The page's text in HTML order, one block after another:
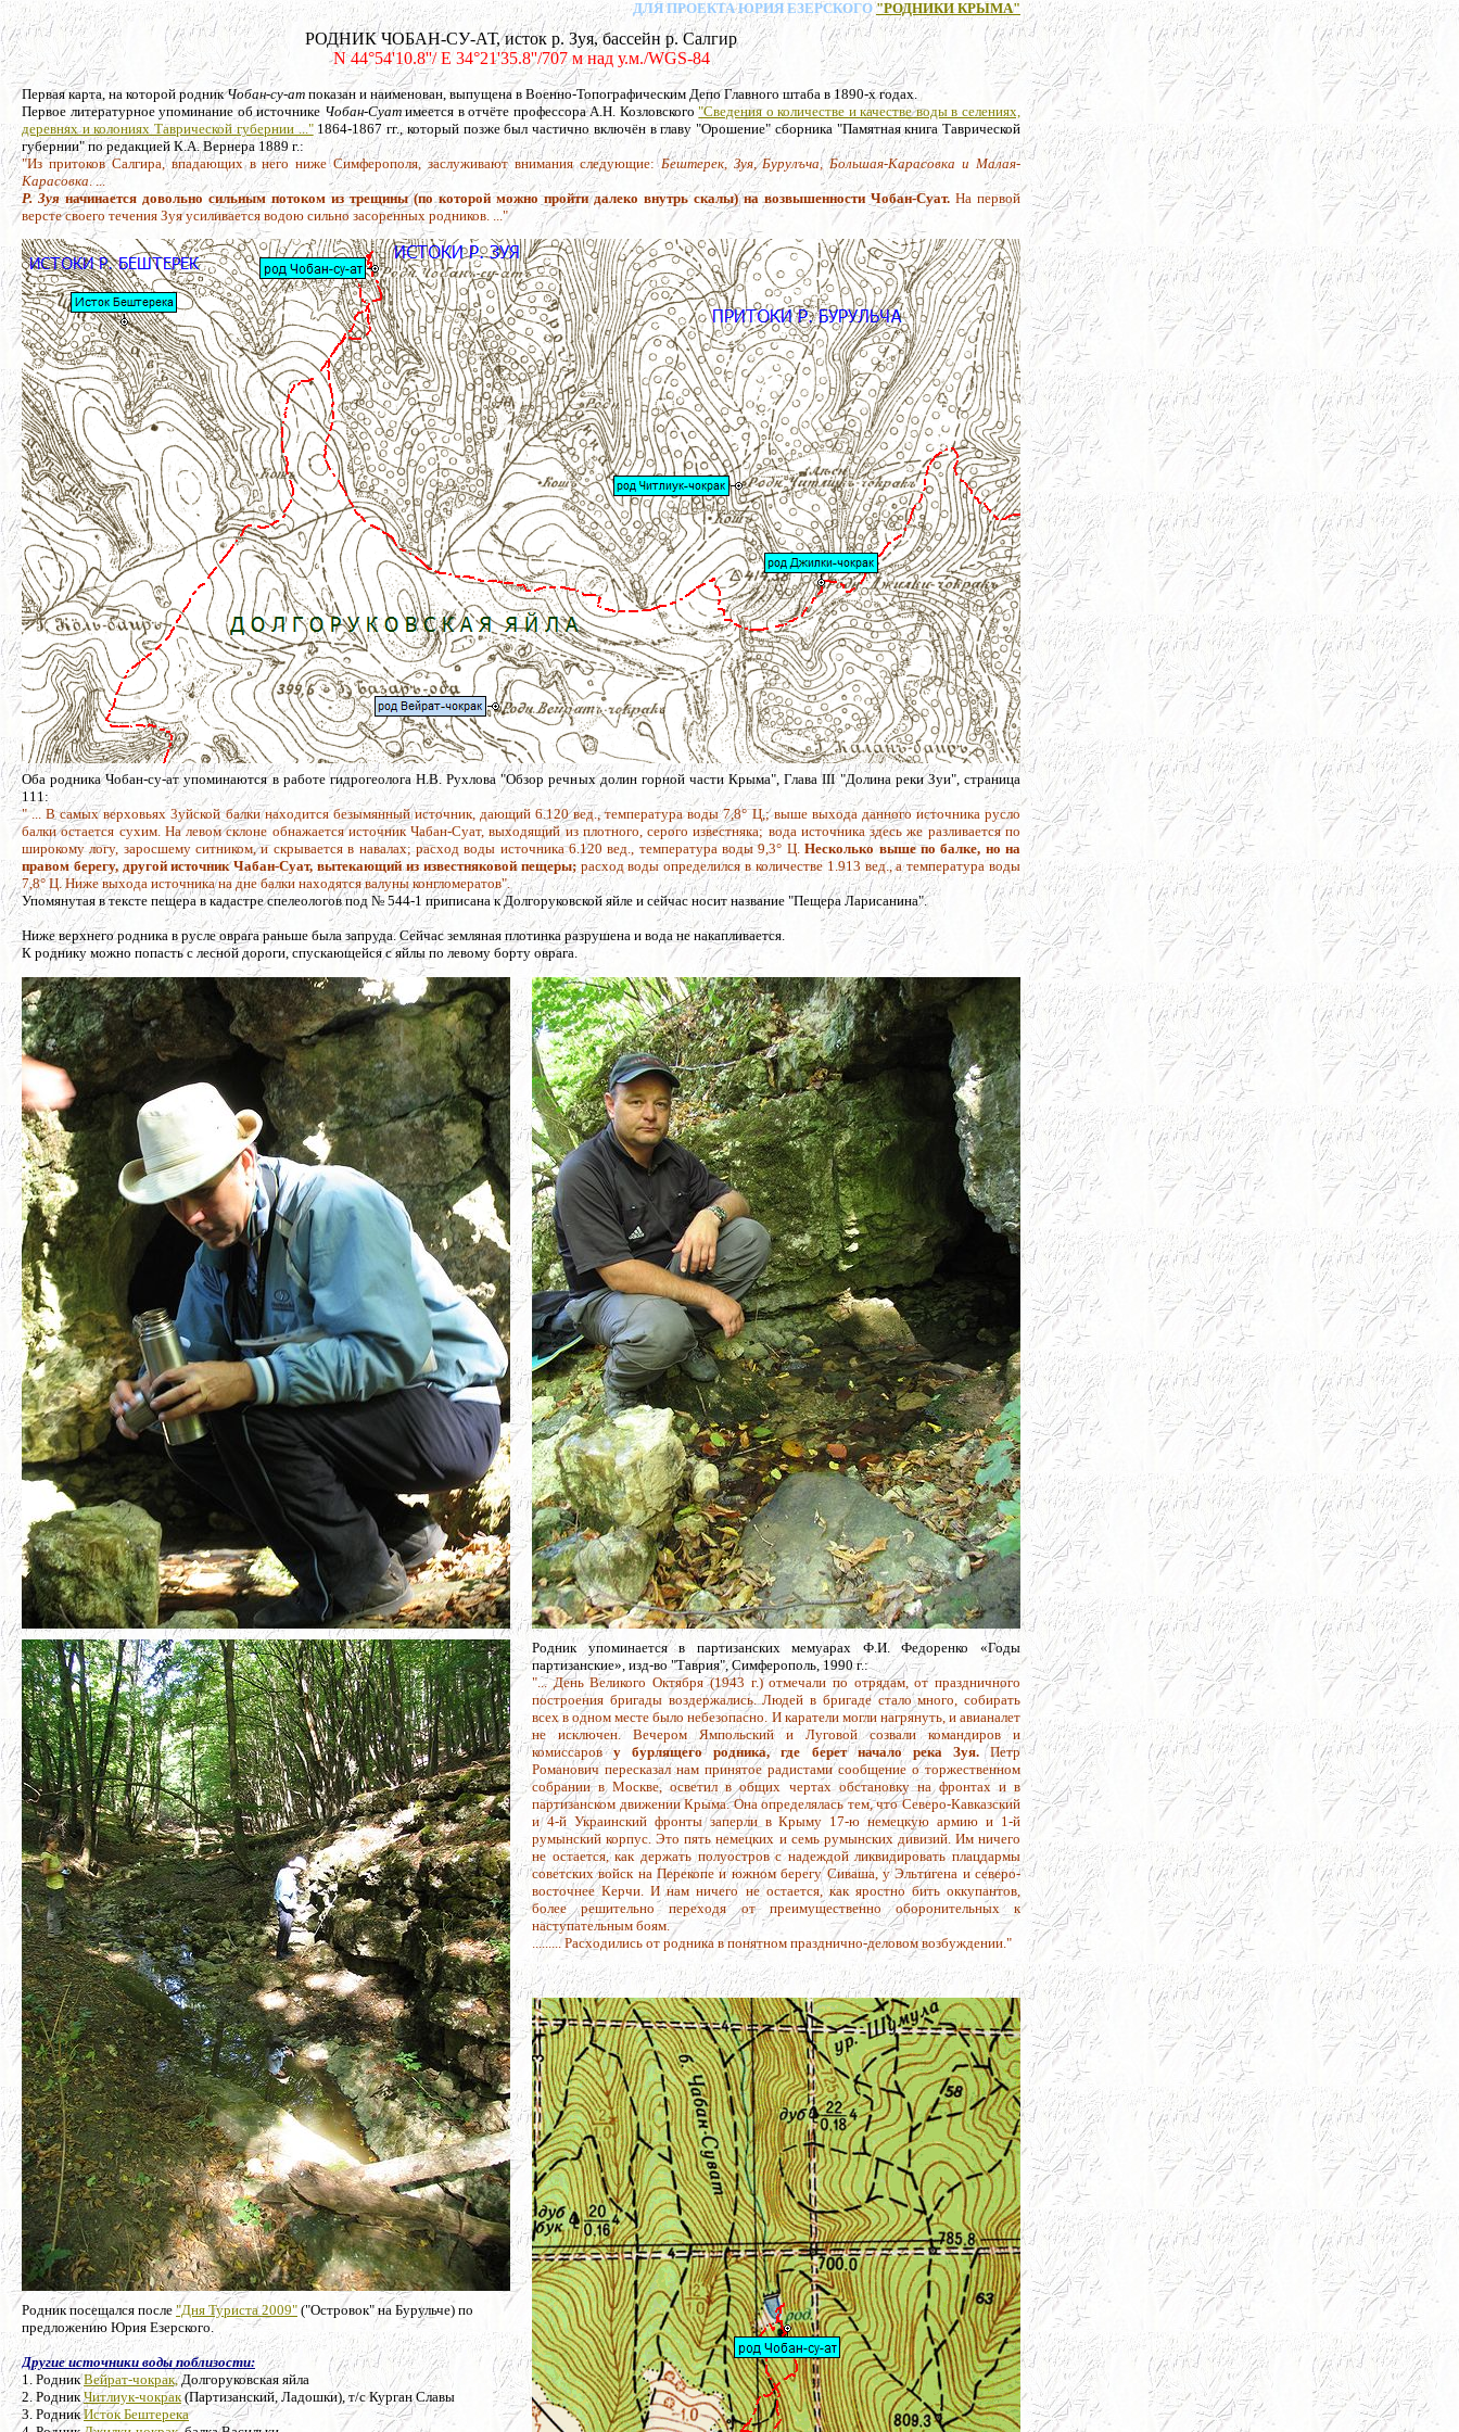
ДЛЯ ПРОЕКТА ЮРИЯ ЕЗЕРСКОГО"РОДНИКИ КРЫМА"
РОДНИК ЧОБАН-СУ-АТ, исток р. Зуя, бассейн р. Салгир
N 44°54'10.8''/ E 34°21'35.8''/707 м над у.м./WGS-84
Первая карта, на которой родникЧобан-су-ат показан и наименован, выпущена в Военно-Топографическим Депо Главного штаба в 1890-х годах.
Первое литературное упоминание об источнике Чобан-Суатимеется в отчёте профессора А.Н. Козловского"Сведения о количестве и качестве воды в селениях,
деревнях и колониях Таврической губернии ..."1864-1867 гг., который позже был частично включён в главу "Орошение" сборника "Памятная книга Таврической
губернии" по редакцией К.А. Вернера 1889 г.:
"Из притоков Салгира, впадающих в него ниже Симферополя, заслуживают внимания следующие:Бештерек, Зуя, Бурулъча, Большая-Карасовка и Малая-
Карасовка. ...
Р. Зуяначинается довольно сильным потоком из трещины (по которой можно пройти далеко внутрь скалы) на возвышенности Чобан-Суат. На первой
версте своего течения Зуя усиливается водою сильно засоренных родников. ..."
Родник посещался после "Дня Туриста 2009" ("Островок" на Бурульче) по
предложению Юрия Езерского.
Другие источники воды поблизости:
1. РодникВейрат-чокрак,Долгоруковская яйла
2. РодникЧитлиук-чокрак(Партизанский, Ладошки), т/с Курган Славы
3. РодникИсток Бештерека
Оба родника Чобан-су-ат упоминаются в работе гидрогеолога Н.В. Рухлова "Обзор речных долин горной части Крыма", Глава III "Долина реки Зуи", страница
111:
" ... В самых верховьях 3уйской балки находится безымянный источник, дающий 6.120 вед., температура воды 7,8° Ц,; выше выхода данного источника русло
балки остается сухим. На левом склоне обнажается источник Чабан-Суат, выходящий из плотного, серого известняка; вода источника здесь же разливается по
широкому логу, заросшему ситником, и скрывается в навалах; расход воды источника 6.120 вед., температура воды 9,3° Ц.Несколько выше по балке, но на
правом берегу, другой источник Чабан-Суат, вытекающий из известняковой пещеры;расход воды определился в количестве 1.913 вед., а температура воды
7,8° Ц. Ниже выхода источника на дне балки находятся валуны конгломератов".
Упомянутая в тексте пещера в кадастре спелеологов под № 544-1 приписана к Долгоруковской яйле и сейчас носит название "Пещера Ларисанина".
Ниже верхнего родника в русле оврага раньше была запруда. Сейчас земляная плотинка разрушена и вода не накапливается.
К роднику можно попасть с лесной дороги, спускающейся с яйлы по левому борту оврага.
Родник упоминается в партизанских мемуарах Ф.И. Федоренко «Годы
партизанские», изд-во "Таврия", Симферополь, 1990 г.:
"... День Великого Октября (1943 г.) отмечали по отрядам, от праздничного
построения бригады воздержались. Людей в бригаде стало много, собирать
всех в одном месте было небезопасно. И каратели могли нагрянуть, и авианалет
не исключен. Вечером Ямпольский и Луговой созвали командиров и
комиссарову бурлящего родника, где берет начало река Зуя.Петр
Романович пересказал нам принятое радистами сообщение о торжественном
собрании в Москве, осветил в общих чертах обстановку на фронтах и в
партизанском движении Крыма. Она определялась тем, что Северо-Кавказский
и 4-й Украинский фронты заперли в Крыму 17-ю немецкую армию и 1-й
румынский корпус. Это пять немецких и семь румынских дивизий. Им ничего
не остается, как держать полуостров с надеждой ликвидировать плацдармы
советских войск на Перекопе и южном берегу Сиваша, у Эльтигена и северо-
восточнее Керчи. И нам ничего не остается, как яростно бить оккупантов,
более решительно переходя от преимущественно оборонительных к
наступательным боям.
......... Расходились от родника в понятном празднично-деловом возбуждении."